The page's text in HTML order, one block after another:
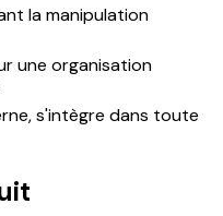
la manipulation
une organisation
s'intègre dans toute